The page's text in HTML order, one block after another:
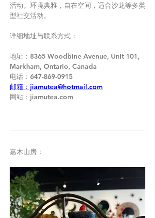
活动。环境典雅，自在空间，适合沙龙等多类
型社交活动。
详细地址与联系方式：
地址：8365 Woodbine Avenue, Unit 101,
Markham, Ontario, Canada
电话：647-869-0915
邮箱：jiamutea@hotmail.com
网站：jiamutea.com
嘉木山房：